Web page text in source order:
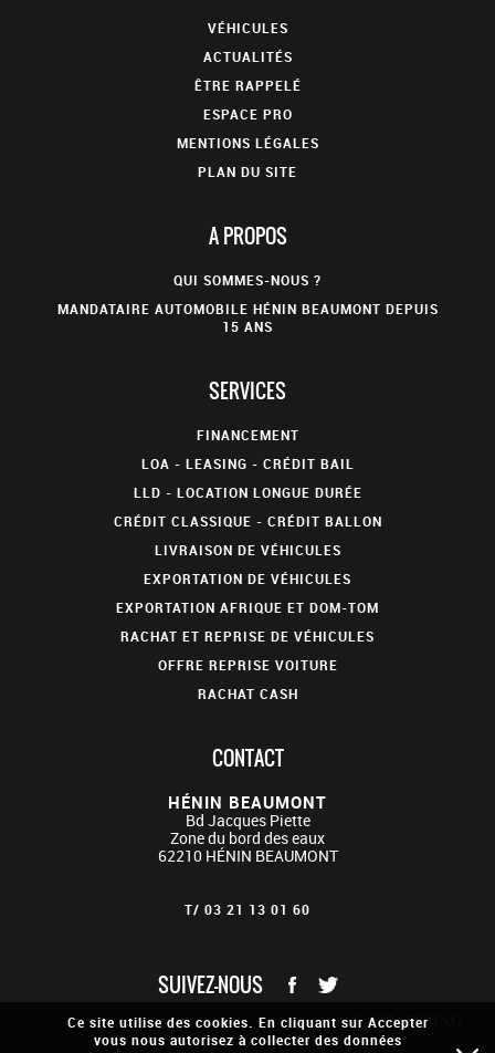
VÉHICULES
ACTUALITÉS
ÊTRE RAPPELÉ
ESPACE PRO
MENTIONS LÉGALES
PLAN DU SITE
A PROPOS
QUI SOMMES-NOUS ?
MANDATAIRE AUTOMOBILE HÉNIN BEAUMONT DEPUIS
15 ANS
SERVICES
FINANCEMENT
LOA - LEASING - CRÉDIT BAIL
LLD - LOCATION LONGUE DURÉE
CRÉDIT CLASSIQUE - CRÉDIT BALLON
LIVRAISON DE VÉHICULES
EXPORTATION DE VÉHICULES
EXPORTATION AFRIQUE ET DOM-TOM
RACHAT ET REPRISE DE VÉHICULES
OFFRE REPRISE VOITURE
RACHAT CASH
CONTACT
HÉNIN BEAUMONT
Bd Jacques Piette
Zone du bord des eaux
62210 HÉNIN BEAUMONT
T/ 03 21 13 01 60
SUIVEZ-NOUS
Ce site utilise des cookies. En cliquant sur Accepter
vous nous autorisez à collecter des données